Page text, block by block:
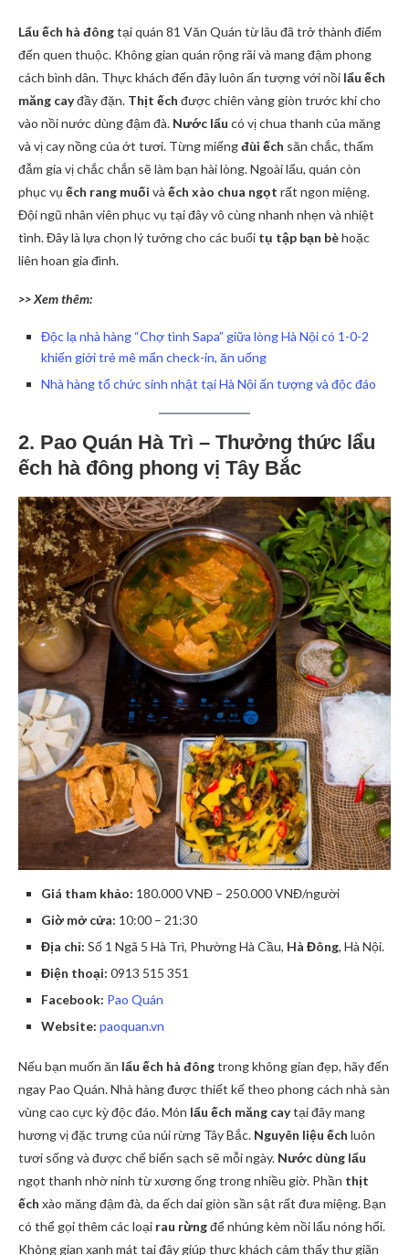
Lẩu ếch hà đôngtại quán 81 Văn Quán từ lâu đã trở thành điểm
đến quen thuộc. Không gian quán rộng rãi và mang đậm phong
cách bình dân. Thực khách đến đây luôn ấn tượng với nồi lẩu ếch
măng cayđầy đặn. Thịt ếch được chiên vàng giòn trước khi cho
vào nồi nước dùng đậm đà. Nước lẩu có vị chua thanh của măng
và vị cay nồng của ớt tươi. Từng miếngđùi ếch săn chắc, thấm
đẫm gia vị chắc chắn sẽ làm bạn hài lòng. Ngoài lẩu, quán còn
phục vụ ếch rang muối và ếch xào chua ngọt rất ngon miệng.
Đội ngũ nhân viên phục vụ tại đây vô cùng nhanh nhẹn và nhiệt
tình. Đây là lựa chọn lý tưởng cho các buổi tụ tập bạn bèhoặc
liên hoan gia đình.
>> Xem thêm:
Độc lạ nhà hàng “Chợ tình Sapa” giữa lòng Hà Nội có 1-0-2
khiến giới trẻ mê mẩn check-in, ăn uống
Nhà hàng tổ chức sinh nhật tại Hà Nội ấn tượng và độc đáo
2. Pao Quán Hà Trì – Thưởng thức lẩu
ếch hà đông phong vị Tây Bắc
Giá tham khảo: 180.000 VNĐ – 250.000 VNĐ/người
Giờ mở cửa: 10:00 – 21:30
Địa chỉ: Số 1 Ngã 5 Hà Trì, Phường Hà Cầu, Hà Đông, Hà Nội.
Điện thoại: 0913 515 351
Facebook: Pao Quán
Website: paoquan.vn
Nếu bạn muốn ăn lẩu ếch hà đôngtrong không gian đẹp, hãy đến
ngay Pao Quán. Nhà hàng được thiết kế theo phong cách nhà sàn
vùng cao cực kỳ độc đáo. Món lẩu ếch măng caytại đây mang
hương vị đặc trưng của núi rừng Tây Bắc. Nguyên liệu ếch luôn
tươi sống và được chế biến sạch sẽ mỗi ngày. Nước dùng lẩu
ngọt thanh nhờ ninh từ xương ống trong nhiều giờ. Phần thịt
ếch xào măng đậm đà, da ếch dai giòn sần sật rất đưa miệng. Bạn
có thể gọi thêm các loại rau rừngđể nhúng kèm nồi lẩu nóng hổi.
Không gian xanh mát tại đây giúp thực khách cảm thấy thư giãn